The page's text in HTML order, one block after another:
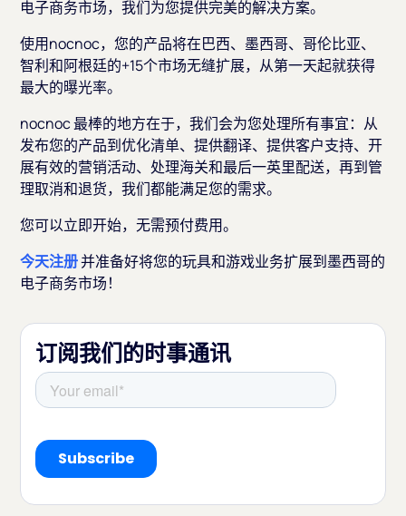
电子商务市场，我们为您提供完美的解决方案。
使用nocnoc，您的产品将在巴西、墨西哥、哥伦比亚、
智利和阿根廷的+15个市场无缝扩展，从第一天起就获得
最大的曝光率。
nocnoc 最棒的地方在于，我们会为您处理所有事宜：从
发布您的产品到优化清单、提供翻译、提供客户支持、开
展有效的营销活动、处理海关和最后一英里配送，再到管
理取消和退货，我们都能满足您的需求。
您可以立即开始，无需预付费用。
今天注册并准备好将您的玩具和游戏业务扩展到墨西哥的
电子商务市场！
订阅我们的时事通讯